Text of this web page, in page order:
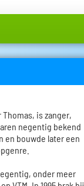
is zanger,
negentig bekend
en bouwde later een
onder meer